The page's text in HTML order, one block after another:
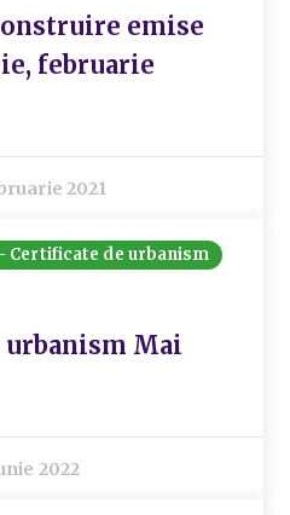
emise
februarie
2021
Certificate de urbanism
Mai
2022